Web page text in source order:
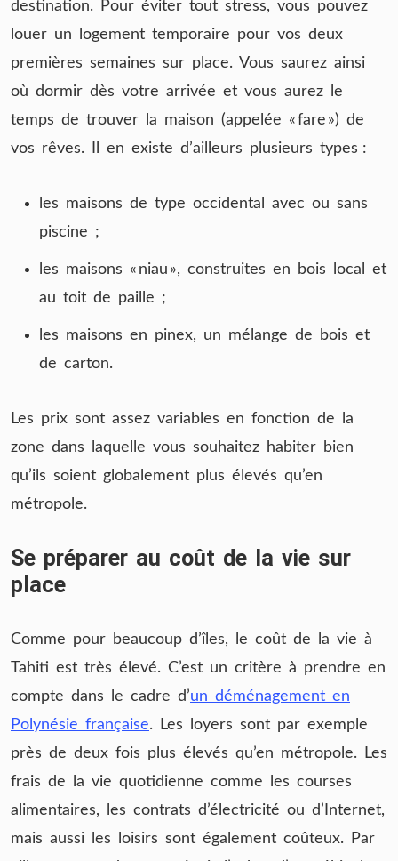
destination. Pour éviter tout stress, vous pouvez
louer un logement temporaire pour vos deux
premières semaines sur place. Vous saurez ainsi
où dormir dès votre arrivée et vous aurez le
temps de trouver la maison (appelée « fare ») de
vos rêves. Il en existe d’ailleurs plusieurs types :
les maisons de type occidental avec ou sans
piscine ;
les maisons « niau », construites en bois local et
au toit de paille ;
les maisons en pinex, un mélange de bois et
de carton.
Les prix sont assez variables en fonction de la
zone dans laquelle vous souhaitez habiter bien
qu’ils soient globalement plus élevés qu’en
métropole.
Se préparer au coût de la vie sur
place
Comme pour beaucoup d’îles, le coût de la vie à
Tahiti est très élevé. C’est un critère à prendre en
compte dans le cadre d’un déménagement en
Polynésie française. Les loyers sont par exemple
près de deux fois plus élevés qu’en métropole. Les
frais de la vie quotidienne comme les courses
alimentaires, les contrats d’électricité ou d’Internet,
mais aussi les loisirs sont également coûteux. Par